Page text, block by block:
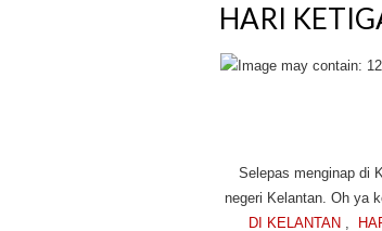
HARI
Selepas menginap di
negeri Kelantan. Oh ya
DI KELANTAN ,